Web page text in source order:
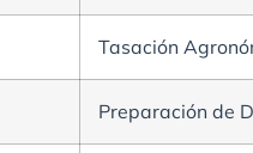
Tasación
Preparación de